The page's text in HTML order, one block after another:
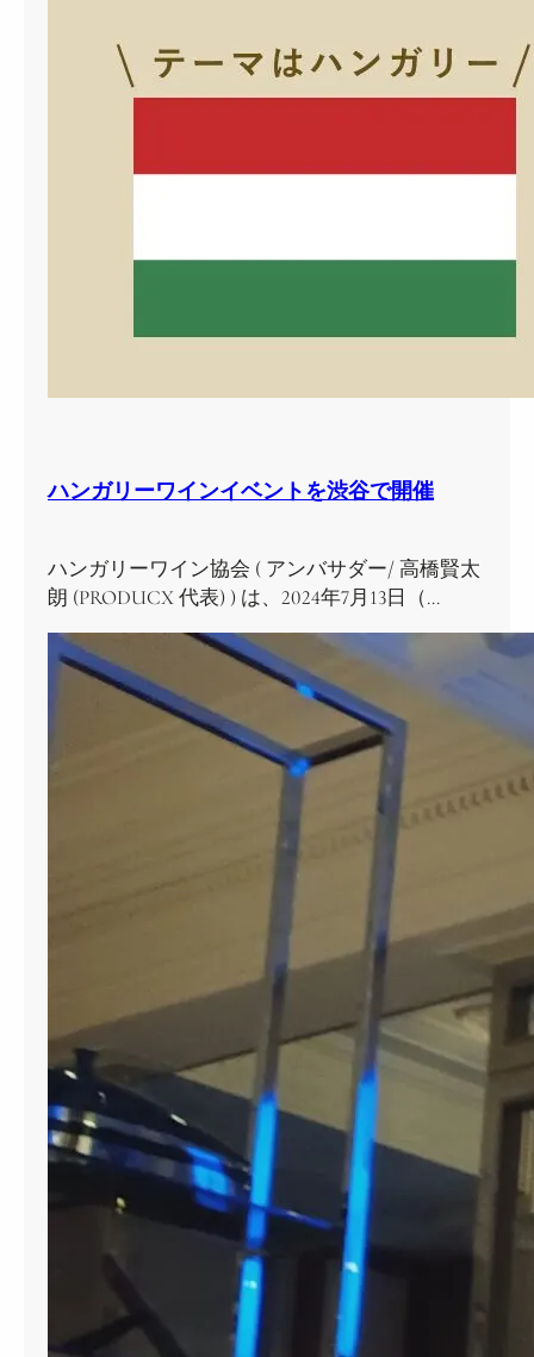
ハンガリーワインイベントを渋谷で開催
ハンガリーワイン協会 ( アンバサダー/ 高橋賢太
朗 (PRODUCX 代表) ) は、2024年7月13日（…